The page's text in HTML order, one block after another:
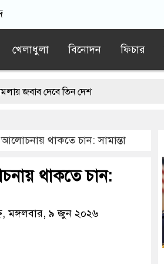
খেলাধুলা বিনোদন ফিচার
দেবে তিন দেশ
পার্টি’র চাপে মোদি সরকার
থাকতে চান: সামান্তা
থাকতে চান:
মঙ্গলবার, ৯ জুন ২০২৬